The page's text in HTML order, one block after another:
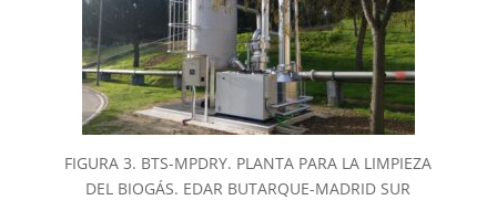
FIGURA 3. BTS-MPDRY. PLANTA PARA LA LIMPIEZA
DEL BIOGÁS. EDAR BUTARQUE-MADRID SUR